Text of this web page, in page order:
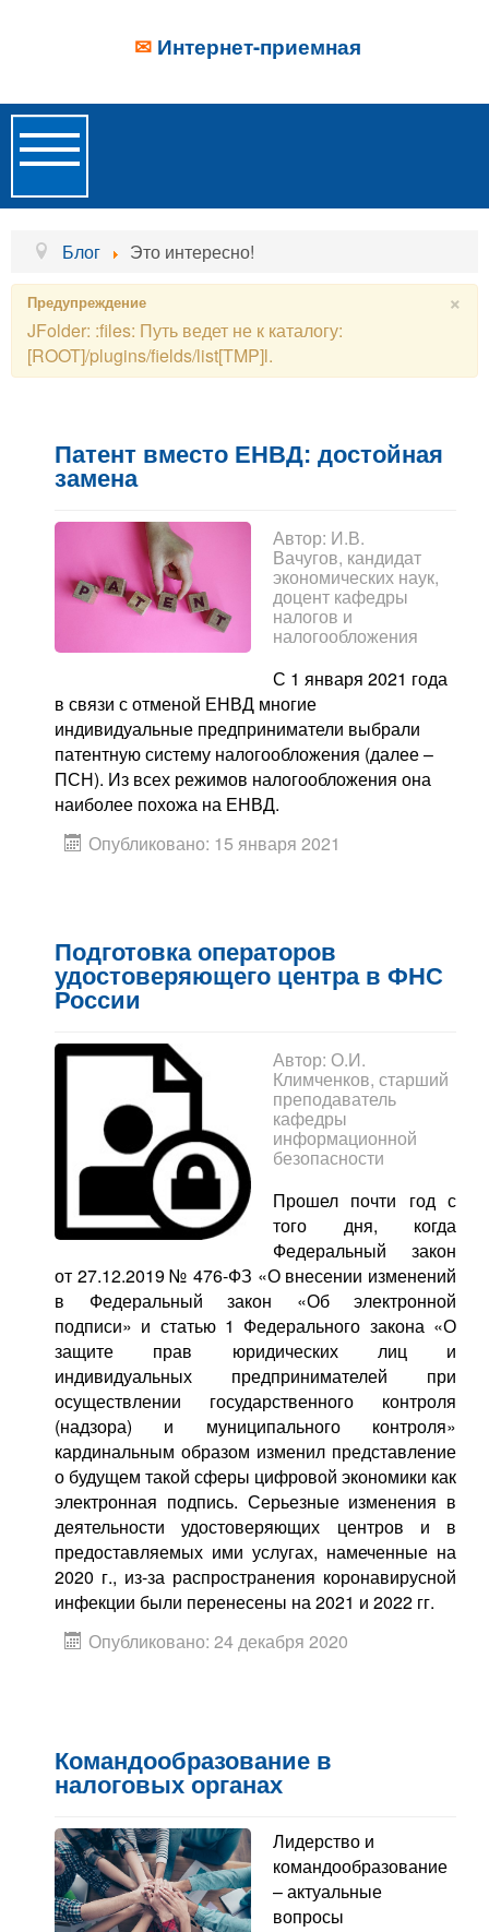
✉ Интернет-приемная
Toggle
Navigation
Главная
Об учреждении
Новости
Образовательные услуги
Контакты
Блог
Блог Это интересно!
×
Предупреждение
JFolder: :files: Путь ведет не к каталогу:
[ROOT]/plugins/fields/list[TMP]l.
Патент вместо ЕНВД: достойная
замена
Автор: И.В.
Вачугов, кандидат
экономических наук,
доцент кафедры
налогов и
налогообложения
С 1 января 2021 года
в связи с отменой ЕНВД многие
индивидуальные предприниматели выбрали
патентную систему налогообложения (далее –
ПСН). Из всех режимов налогообложения она
наиболее похожа на ЕНВД.
Опубликовано: 15 января 2021
Подготовка операторов
удостоверяющего центра в ФНС
России
Автор: О.И.
Климченков, старший
преподаватель
кафедры
информационной
безопасности
Прошел почти год с
того дня, когда
Федеральный закон
от 27.12.2019 № 476-ФЗ «О внесении изменений
в Федеральный закон «Об электронной
подписи» и статью 1 Федерального закона «О
защите прав юридических лиц и
индивидуальных предпринимателей при
осуществлении государственного контроля
(надзора) и муниципального контроля»
кардинальным образом изменил представление
о будущем такой сферы цифровой экономики как
электронная подпись. Серьезные изменения в
деятельности удостоверяющих центров и в
предоставляемых ими услугах, намеченные на
2020 г., из-за распространения коронавирусной
инфекции были перенесены на 2021 и 2022 гг.
Опубликовано: 24 декабря 2020
Командообразование в
налоговых органах
Лидерство и
командообразование
– актуальные
вопросы